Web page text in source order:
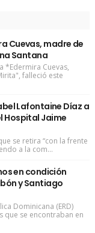
Cuevas, madre de
Santana
*Edermira Cuevas,
falleció este
Lafontaine Díaz a
Hospital Jaime
se retira “con la frente
a la com...
en condición
y Santiago
Dominicana (ERD)
que se encontraban en